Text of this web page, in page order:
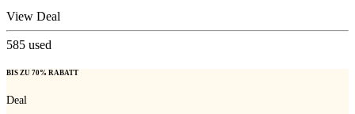
View Deal
585 used
BIS ZU 70% RABATT
Deal